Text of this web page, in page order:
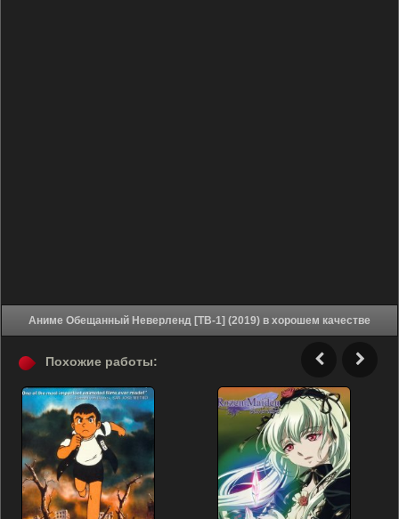
Аниме Обещанный Неверленд [ТВ-1] (2019) в хорошем качестве
Похожие работы: